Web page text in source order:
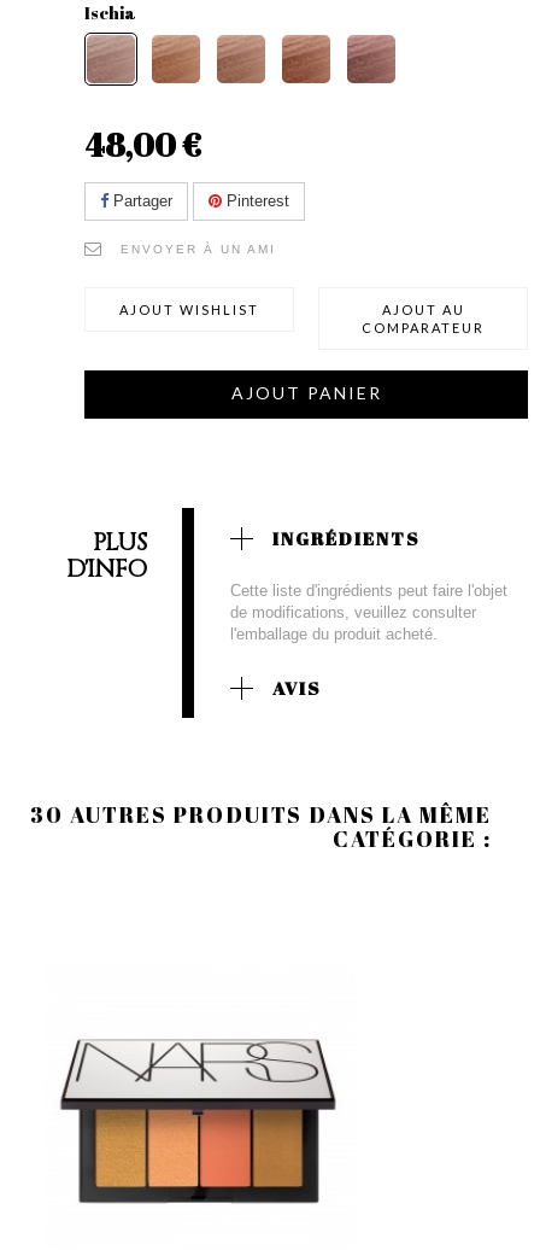
Ischia
48,00 €
Partager Pinterest
ENVOYER À UN AMI
AJOUT WISHLIST
AJOUT AU
COMPARATEUR
AJOUT PANIER
PLUS
D'INFO
INGRÉDIENTS
Cette liste d'ingrédients peut faire l'objet
de modifications, veuillez consulter
l'emballage du produit acheté.
AVIS
30 AUTRES PRODUITS DANS LA MÊME
CATÉGORIE :